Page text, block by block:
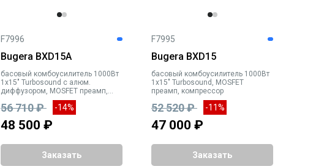
F7996
Bugera BXD15A
басовый комбоусилитель 1000Вт
1х15" Turbosound с алюм.
диффузором, MOSFET преамп,
56 710 ₽ -14%
48 500 ₽
Заказать
F7995
Bugera BXD15
басовый комбоусилитель 1000Вт
1х15" Turbosound, MOSFET
преамп, компрессор
52 520 ₽ -11%
47 000 ₽
Заказать